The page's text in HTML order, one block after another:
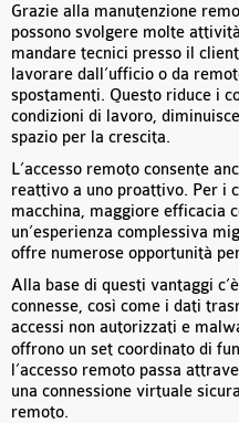
Grazie alla manutenzione
possono svolgere molte
mandare tecnici presso il
lavorare dall’ufficio o da
spostamenti. Questo riduce i
condizioni di lavoro,
spazio per la crescita.
L’accesso remoto consente
reattivo a uno proattivo. Per i
macchina, maggiore efficacia
un’esperienza complessiva
offre numerose opportunità
Alla base di questi vantaggi
connesse, così come i dati
accessi non autorizzati e
offrono un set coordinato di
l’accesso remoto passa
una connessione virtuale
remoto.